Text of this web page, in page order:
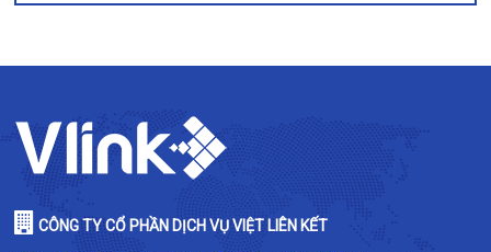
CÔNG TY CỔ PHẦN DỊCH VỤ VIỆT LIÊN KẾT